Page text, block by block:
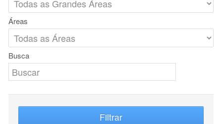
Áreas
Busca
Filtrar